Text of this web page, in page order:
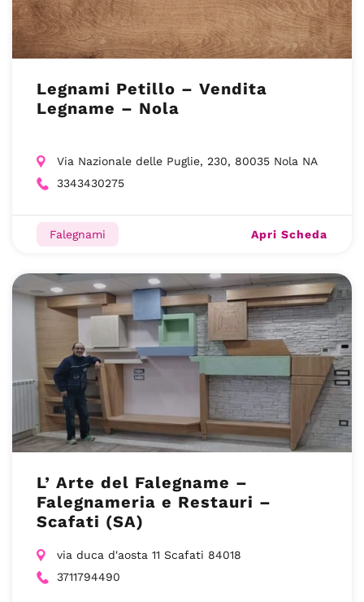
Legnami Petillo – Vendita
Legname – Nola
Via Nazionale delle Puglie, 230, 80035 Nola NA
3343430275
Falegnami Apri Scheda
L’ Arte del Falegname –
Falegnameria e Restauri –
Scafati (SA)
via duca d'aosta 11 Scafati 84018
3711794490